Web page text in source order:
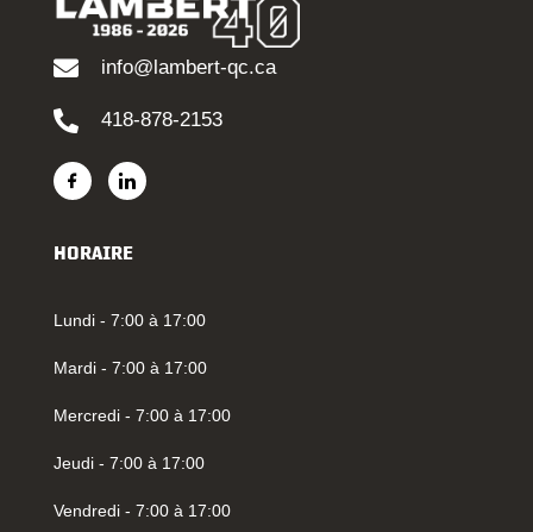
info@lambert-qc.ca
418-878-2153
HORAIRE
Lundi - 7:00 à 17:00
Mardi - 7:00 à 17:00
Mercredi - 7:00 à 17:00
Jeudi - 7:00 à 17:00
Vendredi - 7:00 à 17:00